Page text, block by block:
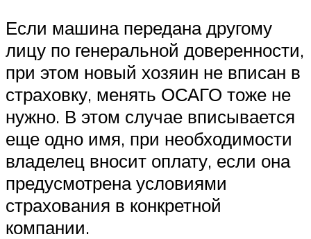
Если машина передана другому
лицу по генеральной доверенности,
при этом новый хозяин не вписан в
страховку, менять ОСАГО тоже не
нужно. В этом случае вписывается
еще одно имя, при необходимости
владелец вносит оплату, если она
предусмотрена условиями
страхования в конкретной
компании.